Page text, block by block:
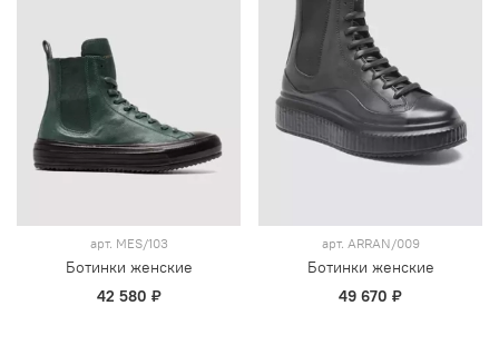
арт. MES/103
Ботинки женские
42 580 ₽
арт. ARRAN/009
Ботинки женские
49 670 ₽